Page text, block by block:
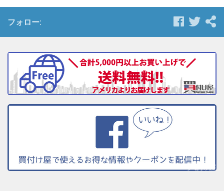
フォロー: